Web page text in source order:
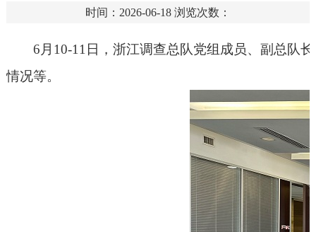
时间：2026-06-18 浏览次数：
6月10-11日，浙江调查总队党组成员、副总队
情况等。